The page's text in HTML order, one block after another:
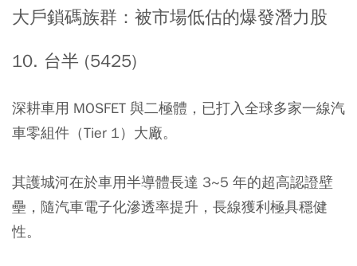
大戶鎖碼族群：被市場低估的爆發潛力股
10. 台半 (5425)
深耕車用 MOSFET 與二極體，已打入全球多家一線汽
車零組件（Tier 1）大廠。
其護城河在於車用半導體長達 3~5 年的超高認證壁
壘，隨汽車電子化滲透率提升，長線獲利極具穩健
性。